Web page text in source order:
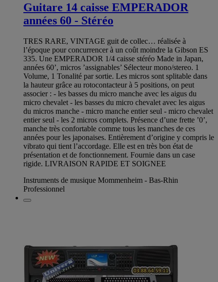
Guitare 14 caisse EMPERADOR
années 60 - Stéréo
TRES RARE, VINTAGE guit de collec… réalisée à
l’époque pour concurrencer à un coût moindre la Gibson ES
335. Une EMPERADOR 1/4 caisse stéréo Made in Japan,
années 60’, micros ’assignables’ Sélecteur mono/stereo. 1
Volume, 1 Tonalité par sortie. Les micros sont splitable dans
la hauteur grâce au rotocontacteur à 5 positions, on peut
associer : - les basses du micro manche avec les aigus du
micro chevalet - les basses du micro chevalet avec les aigus
du micros manche - micro manche entier seul - micro chevalet
entier seul - les 2 micros complets. Présence d’une frette ’0’,
manche très confortable comme tous les manches de ces
années pour les japonaises. Entièrement d’origine y compris le
vibrato qui tient l’accordage. Elle est en très bon état de
présentation et de fonctionnement. Fournie dans un case
rigide. LIVRAISON RAPIDE ET SOIGNEE
Instruments de musique Mommenheim - Bas-Rhin
Professionnel